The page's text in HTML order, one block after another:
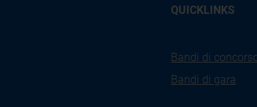
QUICKLINKS
Bandi di
Bandi di gara